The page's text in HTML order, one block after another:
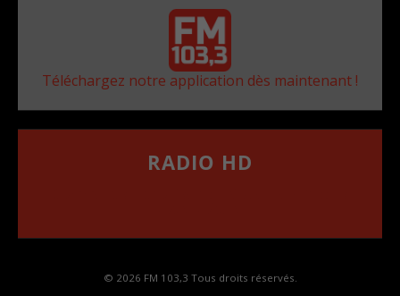
Téléchargez notre application dès maintenant !
RADIO HD
© 2026 FM 103,3 Tous droits réservés.